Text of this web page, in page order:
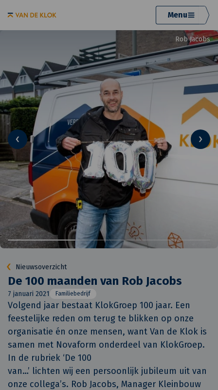
Menu
Rob Jacobs
Nieuwsoverzicht
De 100 maanden van Rob Jacobs
7 januari 2021 Familiebedrijf
Volgend jaar bestaat KlokGroep 100 jaar. Een
feestelijke reden om terug te blikken op onze
organisatie én onze mensen, want Van de Klok is
samen met Novaform onderdeel van KlokGroep.
In de rubriek ‘De 100
van…’ lichten wij een persoonlijk jubileum uit van
onze collega’s. Rob Jacobs, Manager Kleinbouw